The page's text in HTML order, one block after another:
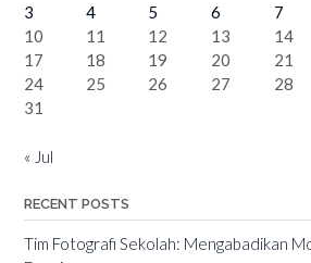
3
4 5 6 7
10
11 12 13 14
17
18 19 20 21
24
25 26 27 28
31
« Jul
RECENT POSTS
Tim Fotografi Sekolah: Mengabadikan